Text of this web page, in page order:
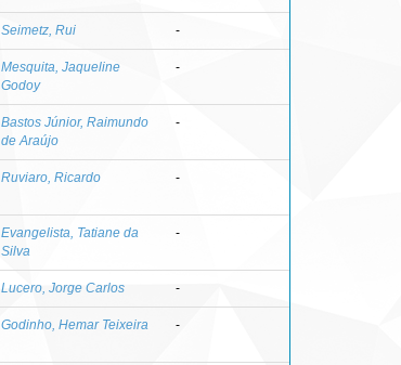
Seimetz, Rui -
Mesquita, Jaqueline
Godoy
-
Bastos Júnior, Raimundo
de Araújo
-
Ruviaro, Ricardo -
Evangelista, Tatiane da
Silva
-
Lucero, Jorge Carlos -
Godinho, Hemar Teixeira -